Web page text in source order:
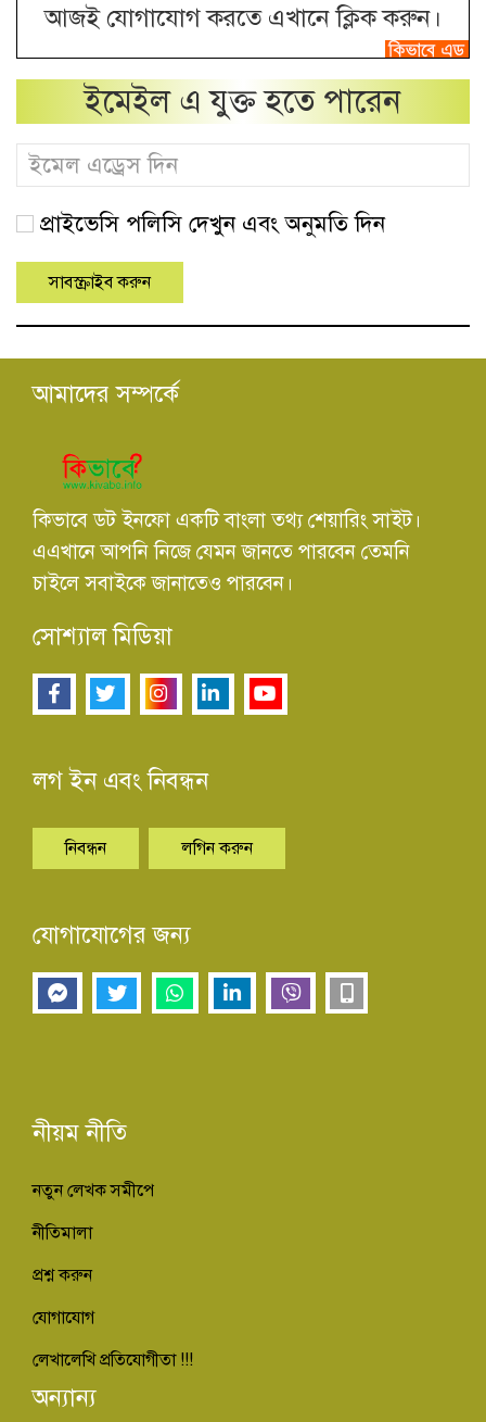
আজই যোগাযোগ করতে এখানে ক্লিক করুন।
ইমেইল এ যুক্ত হতে পারেন
প্রাইভেসি পলিসি দেখুন এবং অনুমতি দিন
আমাদের সম্পর্কে
কিভাবে ডট ইনফো একটি বাংলা তথ্য শেয়ারিং সাইট।
এএখানে আপনি নিজে যেমন জানতে পারবেন তেমনি
চাইলে সবাইকে জানাতেও পারবেন।
সোশ্যাল মিডিয়া
লগ ইন এবং নিবন্ধন
নিবন্ধন লগিন করুন
যোগাযোগের জন্য
নীয়ম নীতি
নতুন লেখক সমীপে
নীতিমালা
প্রশ্ন করুন
যোগাযোগ
লেখালেখি প্রতিযোগীতা !!!
অন্যান্য